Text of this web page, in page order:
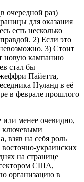
очередной раз)
для оказания
есть несколько
2) Если это
3) Стоит
новую кампанию
стал бы
Пайетта,
Нуланд в её
в феврале прошлого
или менее очевидно,
ключевыми
взяв на себя роль
украинских
на странице
США,
организацию в